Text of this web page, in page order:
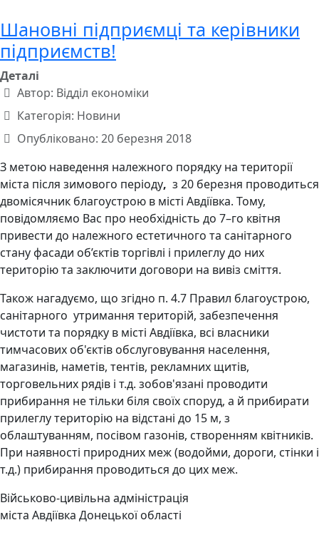
Шановні підприємці та керівники
підприємств!
Деталі
Автор: Відділ економіки
Категорія: Новини
Опубліковано: 20 березня 2018
З метою наведення належного порядку на території
міста після зимового періоду, з 20 березня проводиться
двомісячник благоустрою в місті Авдіївка. Тому,
повідомляємо Вас про необхідність до 7–го квітня
привести до належного естетичного та санітарного
стану фасади об’єктів торгівлі і прилеглу до них
територію та заключити договори на вивіз сміття.
Також нагадуємо, що згідно п. 4.7 Правил благоустрою,
санітарного утримання територій, забезпечення
чистоти та порядку в місті Авдіївка, всі власники
тимчасових об'єктів обслуговування населення,
магазинів, наметів, тентів, рекламних щитів,
торговельних рядів і т.д. зобов'язані проводити
прибирання не тільки біля своїх споруд, а й прибирати
прилеглу територію на відстані до 15 м, з
облаштуванням, посівом газонів, створенням квітників.
При наявності природних меж (водойми, дороги, стінки і
т.д.) прибирання проводиться до цих меж.
Військово-цивільна адміністрація
міста Авдіївка Донецької області